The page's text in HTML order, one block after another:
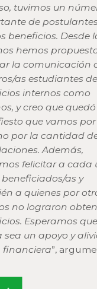
tuvimos un
de
beneficios. Desde
hemos
la comunicación
as estudiantes de
internos como
y creo que
que vamos
por la cantidad
Además,
felicitar a cada
beneficiados/as y
a quienes por
no lograron
Esperamos
sea un apoyo y
financiera”,